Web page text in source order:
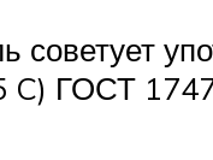
советует
ГОСТ